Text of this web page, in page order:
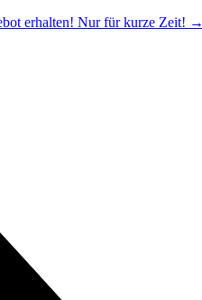
erhalten! Nur für kurze Zeit! →